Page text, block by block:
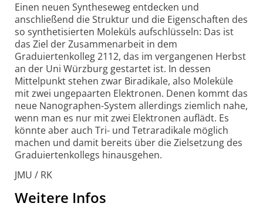
Einen neuen Syntheseweg entdecken und
anschließend die Struktur und die Eigenschaften des
so synthetisierten Moleküls aufschlüsseln: Das ist
das Ziel der Zusammenarbeit in dem
Graduiertenkolleg 2112, das im vergangenen Herbst
an der Uni Würzburg gestartet ist. In dessen
Mittelpunkt stehen zwar Biradikale, also Moleküle
mit zwei ungepaarten Elektronen. Denen kommt das
neue Nanographen-System allerdings ziemlich nahe,
wenn man es nur mit zwei Elektronen auflädt. Es
könnte aber auch Tri- und Tetraradikale möglich
machen und damit bereits über die Zielsetzung des
Graduiertenkollegs hinausgehen.
JMU / RK
Weitere Infos